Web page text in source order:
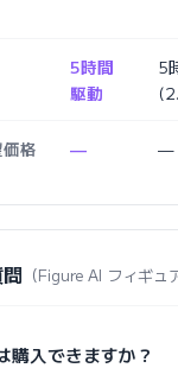
5時間
駆動
5
格 — —
（Figure AI フィギュ
入できますか？